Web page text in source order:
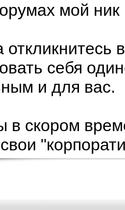
мой ник
себя
и для вас.
в скором